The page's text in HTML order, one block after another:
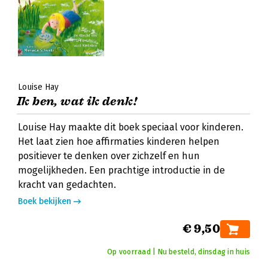
Louise Hay
Ik ben, wat ik denk!
Louise Hay maakte dit boek speciaal voor kinderen.
Het laat zien hoe affirmaties kinderen helpen
positiever te denken over zichzelf en hun
mogelijkheden. Een prachtige introductie in de
kracht van gedachten.
Boek bekijken
€ 9,50
Op voorraad | Nu besteld, dinsdag in huis